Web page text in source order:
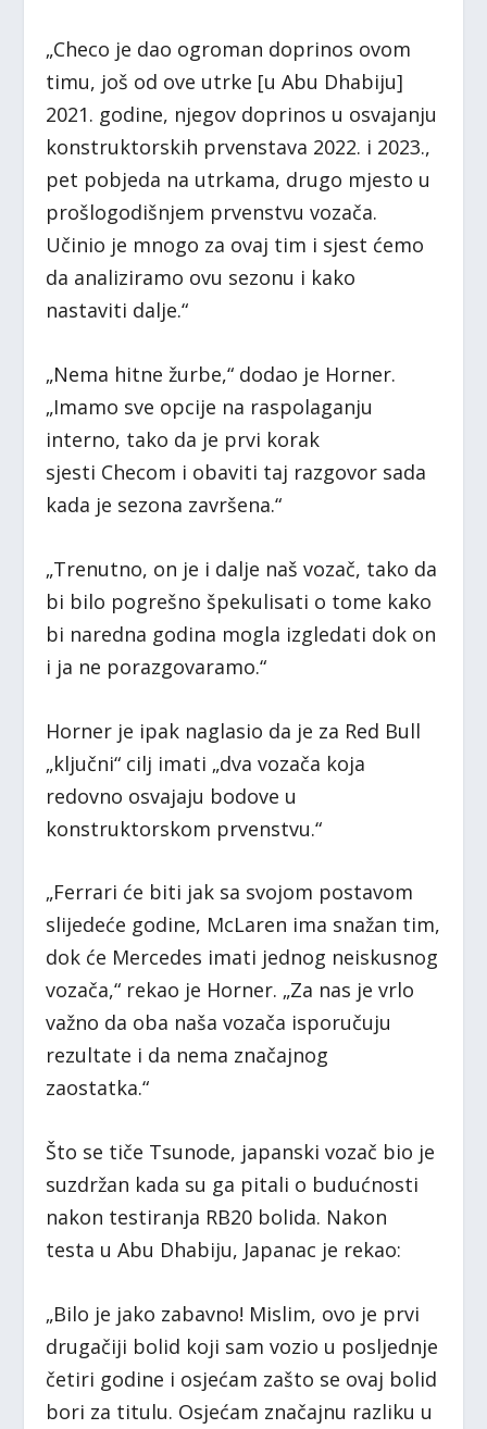
„Checo je dao ogroman doprinos ovom
timu, još od ove utrke [u Abu Dhabiju]
2021. godine, njegov doprinos u osvajanju
konstruktorskih prvenstava 2022. i 2023.,
pet pobjeda na utrkama, drugo mjesto u
prošlogodišnjem prvenstvu vozača.
Učinio je mnogo za ovaj tim i sjest ćemo
da analiziramo ovu sezonu i kako
nastaviti dalje.“
„Nema hitne žurbe,“ dodao je Horner.
„Imamo sve opcije na raspolaganju
interno, tako da je prvi korak
sjesti Checom i obaviti taj razgovor sada
kada je sezona završena.“
„Trenutno, on je i dalje naš vozač, tako da
bi bilo pogrešno špekulisati o tome kako
bi naredna godina mogla izgledati dok on
i ja ne porazgovaramo.“
Horner je ipak naglasio da je za Red Bull
„ključni“ cilj imati „dva vozača koja
redovno osvajaju bodove u
konstruktorskom prvenstvu.“
„Ferrari će biti jak sa svojom postavom
slijedeće godine, McLaren ima snažan tim,
dok će Mercedes imati jednog neiskusnog
vozača,“ rekao je Horner. „Za nas je vrlo
važno da oba naša vozača isporučuju
rezultate i da nema značajnog
zaostatka.“
Što se tiče Tsunode, japanski vozač bio je
suzdržan kada su ga pitali o budućnosti
nakon testiranja RB20 bolida. Nakon
testa u Abu Dhabiju, Japanac je rekao:
„Bilo je jako zabavno! Mislim, ovo je prvi
drugačiji bolid koji sam vozio u posljednje
četiri godine i osjećam zašto se ovaj bolid
bori za titulu. Osjećam značajnu razliku u